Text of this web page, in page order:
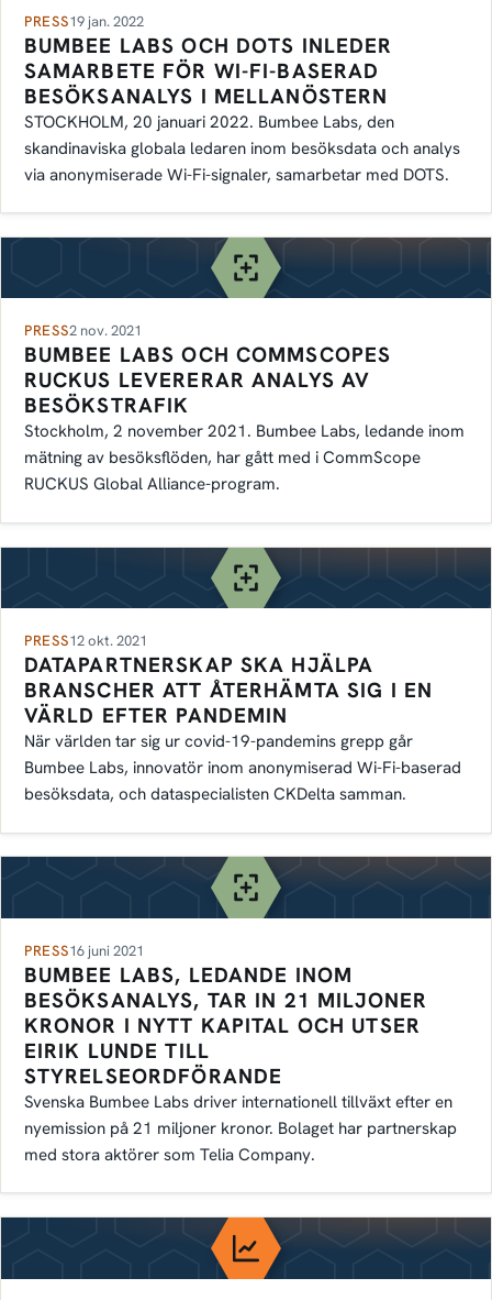
PRESS19 jan. 2022
BUMBEE LABS OCH DOTS INLEDER
SAMARBETE FÖR WI-FI-BASERAD
BESÖKSANALYS I MELLANÖSTERN
STOCKHOLM, 20 januari 2022. Bumbee Labs, den
skandinaviska globala ledaren inom besöksdata och analys
via anonymiserade Wi-Fi-signaler, samarbetar med DOTS.
PRESS2 nov. 2021
BUMBEE LABS OCH COMMSCOPES
RUCKUS LEVERERAR ANALYS AV
BESÖKSTRAFIK
Stockholm, 2 november 2021. Bumbee Labs, ledande inom
mätning av besöksflöden, har gått med i CommScope
RUCKUS Global Alliance-program.
PRESS12 okt. 2021
DATAPARTNERSKAP SKA HJÄLPA
BRANSCHER ATT ÅTERHÄMTA SIG I EN
VÄRLD EFTER PANDEMIN
När världen tar sig ur covid-19-pandemins grepp går
Bumbee Labs, innovatör inom anonymiserad Wi-Fi-baserad
besöksdata, och dataspecialisten CKDelta samman.
PRESS16 juni 2021
BUMBEE LABS, LEDANDE INOM
BESÖKSANALYS, TAR IN 21 MILJONER
KRONOR I NYTT KAPITAL OCH UTSER
EIRIK LUNDE TILL
STYRELSEORDFÖRANDE
Svenska Bumbee Labs driver internationell tillväxt efter en
nyemission på 21 miljoner kronor. Bolaget har partnerskap
med stora aktörer som Telia Company.